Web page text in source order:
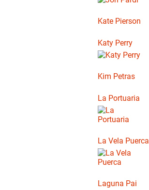
Kate Pierson
Katy Perry
Kim Petras
La Portuaria
La Vela Puerca
Laguna Pai